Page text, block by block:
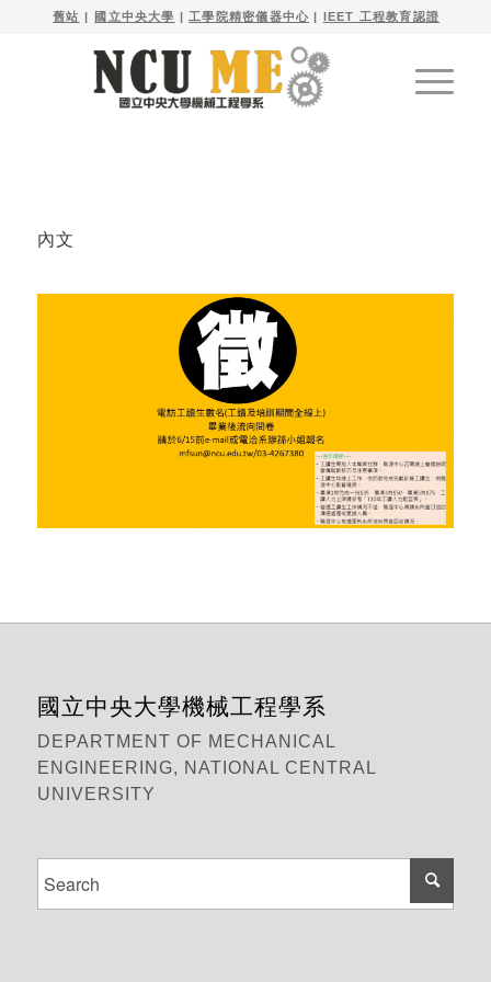
舊站 | 國立中央大學 | 工學院精密儀器中心 | IEET 工程教育認證
內文
國立中央大學機械工程學系
DEPARTMENT OF MECHANICAL
ENGINEERING, NATIONAL CENTRAL
UNIVERSITY